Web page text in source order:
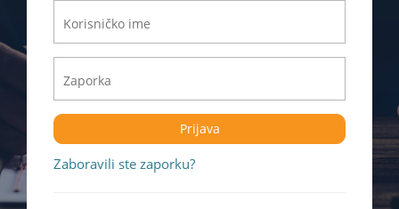
Prijava
Zaboravili ste zaporku?